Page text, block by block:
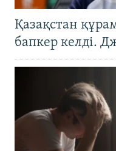
Қазақстан
бапкер келді.